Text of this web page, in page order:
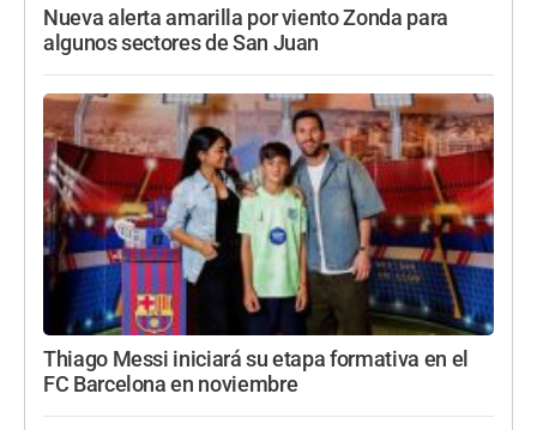
Nueva alerta amarilla por viento Zonda para
algunos sectores de San Juan
Thiago Messi iniciará su etapa formativa en el
FC Barcelona en noviembre